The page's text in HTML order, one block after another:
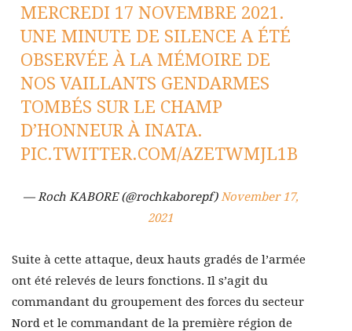
MERCREDI 17 NOVEMBRE 2021.
UNE MINUTE DE SILENCE A ÉTÉ
OBSERVÉE À LA MÉMOIRE DE
NOS VAILLANTS GENDARMES
TOMBÉS SUR LE CHAMP
D’HONNEUR À INATA.
PIC.TWITTER.COM/AZETWMJL1B
— Roch KABORE (@rochkaborepf)November 17,
2021
Suite à cette attaque, deux hauts gradés de l’armée
ont été relevés de leurs fonctions. Il s’agit du
commandant du groupement des forces du secteur
Nord et le commandant de la première région de